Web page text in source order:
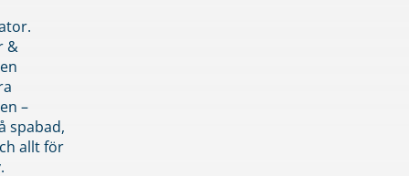
&
–
spabad,
allt för